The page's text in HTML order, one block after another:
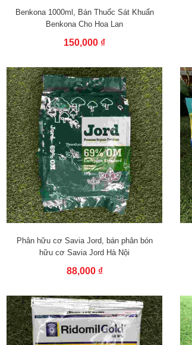
Benkona 1000ml, Bán Thuốc Sát Khuẩn
Benkona Cho Hoa Lan
150,000 ₫
Phân hữu cơ Savia Jord, bán phân bón
hữu cơ Savia Jord Hà Nội
88,000 ₫